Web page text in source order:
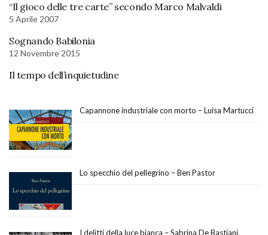
“Il gioco delle tre carte” secondo Marco Malvaldi
5 Aprile 2007
Sognando Babilonia
12 Novembre 2015
Il tempo dell’inquietudine
Capannone industriale con morto – Luisa Martucci
Lo specchio del pellegrino – Ben Pastor
I delitti della luce bianca – Sabrina De Bastiani,